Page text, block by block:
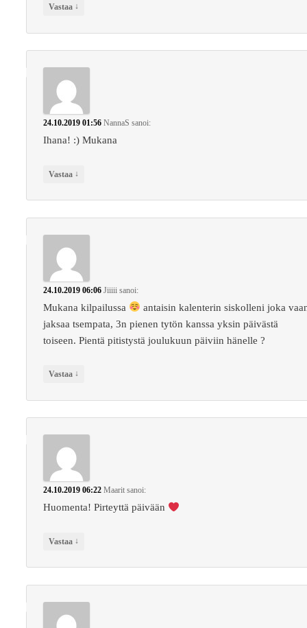
Vastaa ↓
24.10.2019 01:56 NannaS sanoi:
Ihana! :) Mukana
Vastaa ↓
24.10.2019 06:06 Jiiiii sanoi:
Mukana kilpailussa
antaisin kalenterin siskolleni joka
jaksaa tsempata, 3n pienen tytön kanssa yksin päivästä
toiseen. Pientä pitistystä joulukuun päiviin hänelle ?
Vastaa ↓
24.10.2019 06:22 Maarit sanoi:
Huomenta! Pirteyttä päivään
Vastaa ↓